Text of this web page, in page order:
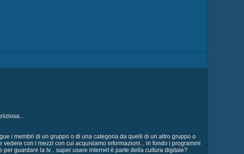
i membri di un gruppo o di una categoria da quelli di un altro gruppo o
con i mezzi con cui acquisiamo informazioni... in fondo i programmi
guardare la tv... saper usare internet è parte della cultura digitale?